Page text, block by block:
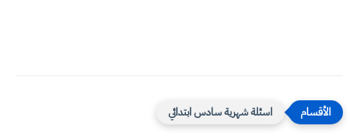
اسئلة شهرية سادس ابتدائي